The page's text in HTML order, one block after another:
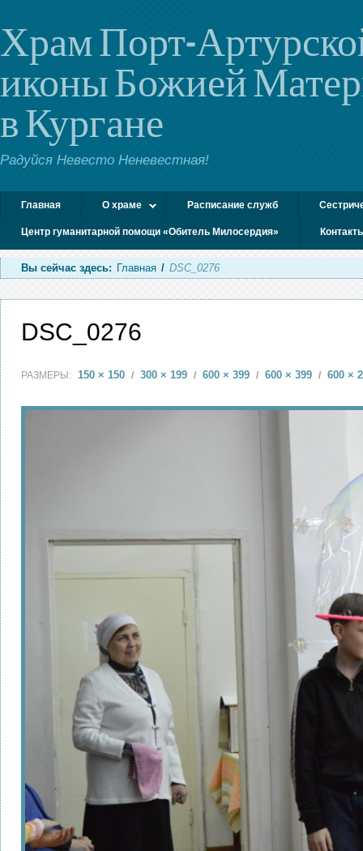
Храм Порт-
иконы Божией
в Кургане
Радуйся Невесто Неневестная!
Главная О храме Расписание служб
Центр гуманитарной помощи «Обитель Милосердия»
Вы сейчас здесь: Главная / DSC_0276
DSC_0276
РАЗМЕРЫ: 150 × 150 / 300 × 199 / 600 × 399 / 600 × 399 / 600 ×